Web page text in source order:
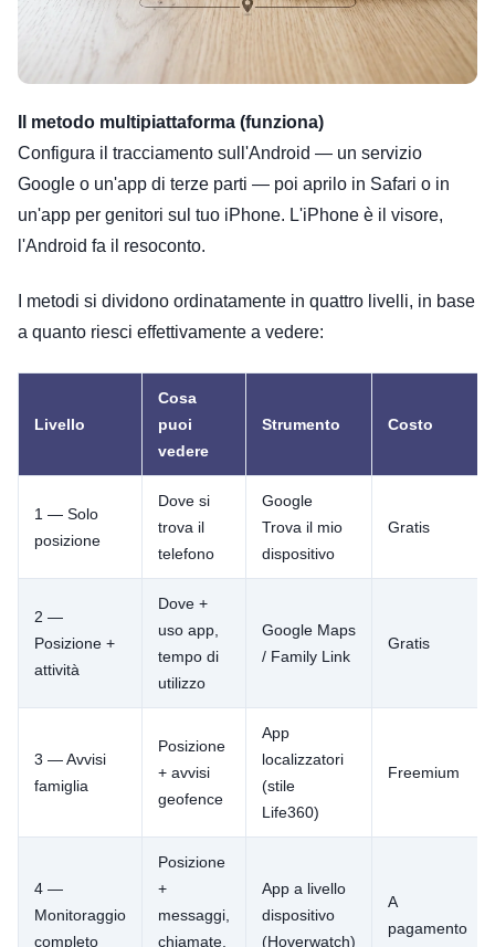
Il metodo multipiattaforma (funziona)
Configura il tracciamento sull'Android — un servizio
Google o un'app di terze parti — poi aprilo in Safari o in
un'app per genitori sul tuo iPhone. L'iPhone è il visore,
l'Android fa il resoconto.
I metodi si dividono ordinatamente in quattro livelli, in base
a quanto riesci effettivamente a vedere:
Livello
Cosa
puoi
vedere
Strumento Costo
1 — Solo
posizione
Dove si
trova il
telefono
Google
Trova il mio
dispositivo
Gratis
2 —
Posizione +
attività
Dove +
uso app,
tempo di
utilizzo
Google Maps
/ Family Link
Gratis
3 — Avvisi
famiglia
Posizione
+ avvisi
geofence
App
localizzatori
(stile
Life360)
Freemium
4 —
Monitoraggio
completo
Posizione
+
messaggi,
chiamate,
App a livello
dispositivo
(Hoverwatch)
A
pagamento